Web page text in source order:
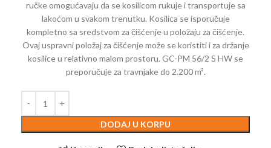
ručke omogućavaju da se kosilicom rukuje i transportuje sa
lakoćom u svakom trenutku. Kosilica se isporučuje
kompletno sa sredstvom za čišćenje u položaju za čišćenje.
Ovaj uspravni položaj za čišćenje može se koristiti i za držanje
kosilice u relativno malom prostoru. GC-PM 56/2 S HW se
preporučuje za travnjake do 2.200 m².
DODAJ U KORPU